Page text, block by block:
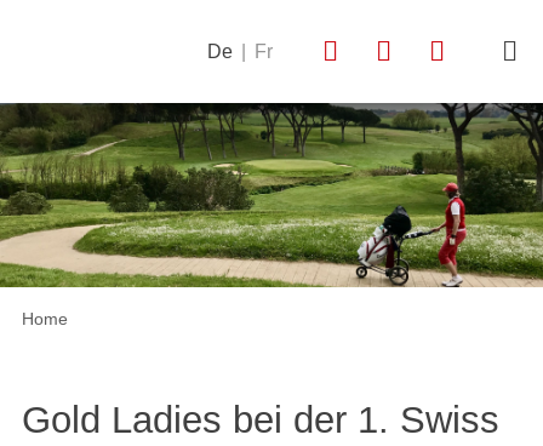
De Fr
Home
Gold Ladies bei der 1. Swiss